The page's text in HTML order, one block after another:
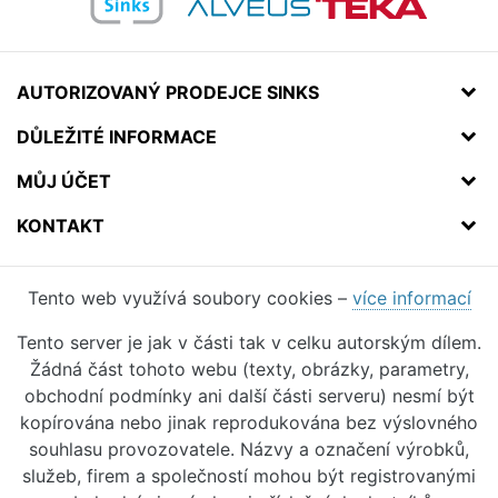
AUTORIZOVANÝ PRODEJCE SINKS
DŮLEŽITÉ INFORMACE
MŮJ ÚČET
KONTAKT
Tento web využívá soubory cookies – více informací
Tento server je jak v části tak v celku autorským dílem.
Žádná část tohoto webu (texty, obrázky, parametry,
obchodní podmínky ani další části serveru) nesmí být
kopírována nebo jinak reprodukována bez výslovného
souhlasu provozovatele. Názvy a označení výrobků,
služeb, firem a společností mohou být registrovanými